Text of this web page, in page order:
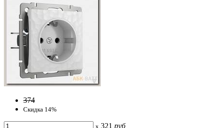
374
Скидка 14%
x 321 руб